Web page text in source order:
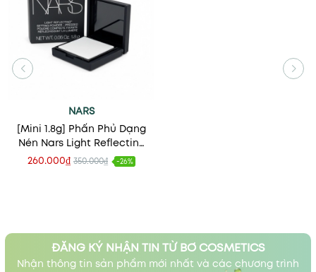
NARS
[Mini 1.8g] Phấn Phủ Dạng
Nén Nars Light Reflecting
Pressed Setting Powder -
260.000₫ 350.000₫ -26%
ĐĂNG KÝ NHẬN TIN TỪ BƠ COSMETICS
Nhận thông tin sản phẩm mới nhất và các chương trình